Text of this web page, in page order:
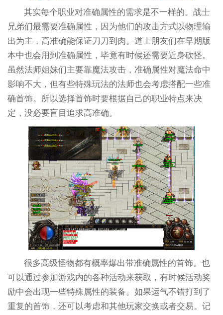
其实每个职业对准确属性的需求是不一样的。战士
兄弟们最需要准确属性，因为他们的攻击方式以物理输
出为主，高准确能保证刀刀到肉。道士朋友们在早期版
本中也会用到准确属性，毕竟有时候还需要近身砍怪。
虽然法师姐妹们主要靠魔法攻击，准确属性对魔法命中
影响不大，但有些特殊玩法的法师也会考虑搭配一些准
确首饰。所以选择首饰时要根据自己的职业特点来决
定，没必要盲目追求高准确。
很多高级怪物都有概率爆出带准确属性的首饰。也
可以通过参加游戏内的各种活动来获取，有时候活动奖
励中会出现一些特殊属性的装备。如果运气不错打到了
重复的首饰，还可以考虑和其他玩家交换或者交易。记